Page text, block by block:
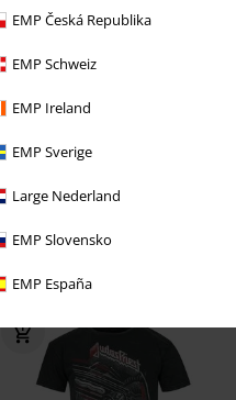
EMP Česká Republika
EMP Schweiz
EMP Ireland
EMP Sverige
Large Nederland
EMP Slovensko
EMP España
Premium
26,99 €
1946